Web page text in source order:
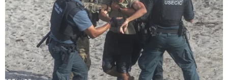
Tổng thống Sri Lanka Gotabaya Rajapaksa phát biểu tại phiên
họp toàn thể của quốc hội ở thủ đô Colombo, ngày 3/1/2020.
(Ảnh: AFP/TTXVN)
Theo hãng tin Reuters, ngày 13/7, Tổng thống Sri
Lanka Gotabaya Rajapaksa, người vừa bỏ trốn